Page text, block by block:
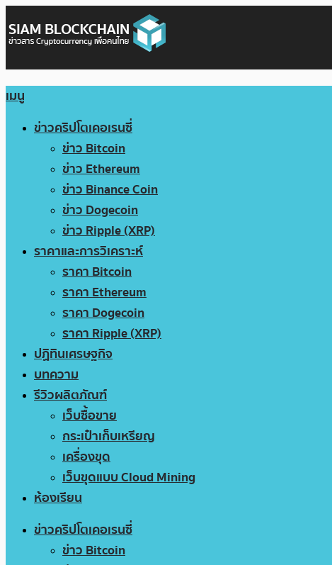
เมนู
ข่าวคริปโตเคอเรนซี่
ข่าว Bitcoin
ข่าว Ethereum
ข่าว Binance Coin
ข่าว Dogecoin
ข่าว Ripple (XRP)
ราคาและการวิเคราะห์
ราคา Bitcoin
ราคา Ethereum
ราคา Dogecoin
ราคา Ripple (XRP)
ปฏิทินเศรษฐกิจ
บทความ
รีวิวผลิตภัณฑ์
เว็บซื้อขาย
กระเป๋าเก็บเหรียญ
เครื่องขุด
เว็บขุดแบบ Cloud Mining
ห้องเรียน
ข่าวคริปโตเคอเรนซี่
ข่าว Bitcoin